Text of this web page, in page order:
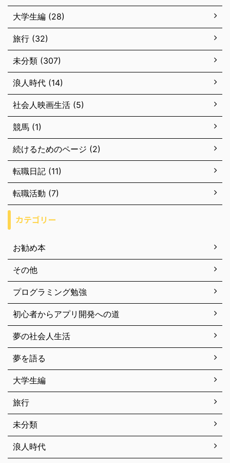
大学生編 (28)
旅行 (32)
未分類 (307)
浪人時代 (14)
社会人映画生活 (5)
競馬 (1)
続けるためのページ (2)
転職日記 (11)
転職活動 (7)
カテゴリー
お勧め本
その他
プログラミング勉強
初心者からアプリ開発への道
夢の社会人生活
夢を語る
大学生編
旅行
未分類
浪人時代